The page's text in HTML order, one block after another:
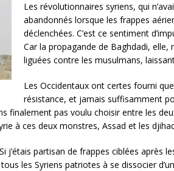
Les révolutionnaires syriens, qui
abandonnés lorsque les frappes
déclenchées. C’est ce sentiment
Car la propagande de Baghdadi, elle,
liguées contre les musulmans,
Les Occidentaux ont certes fourni
résistance, et jamais suffisamment
finalement pas voulu choisir entre les
à ces deux monstres, Assad et les
j’étais partisan de frappes ciblées
les Syriens patriotes à se dissocier